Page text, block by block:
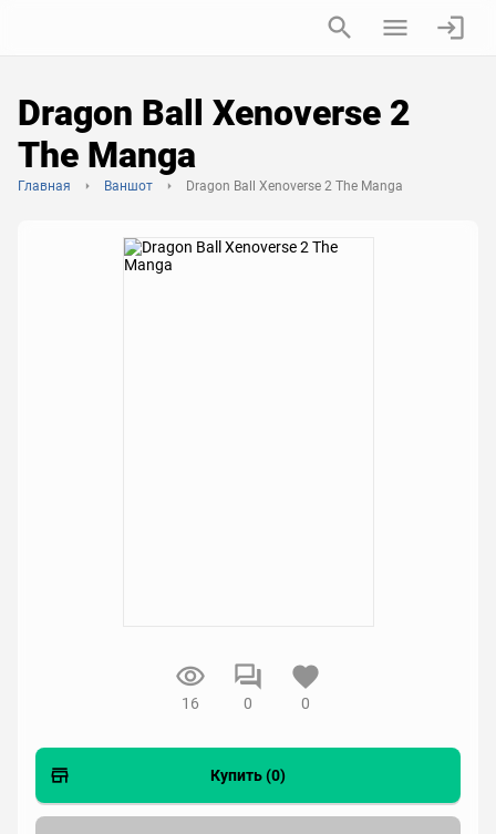
Dragon Ball Xenoverse 2
The Manga
Главная Ваншот Dragon Ball Xenoverse 2 The Manga
16 0 0
Купить (0)